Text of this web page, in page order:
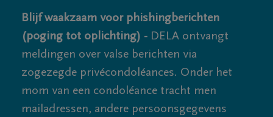
Blijf waakzaam voor phishingberichten
(poging tot oplichting) - DELA ontvangt
meldingen over valse berichten via
zogezegde privécondoléances. Onder het
mom van een condoléance tracht men
mailadressen, andere persoonsgegevens